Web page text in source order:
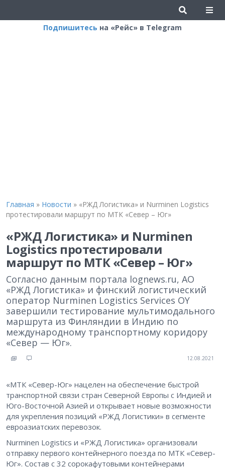
Подпишитесь на «Рейс» в Telegram
Главная » Новости » «РЖД Логистика» и Nurminen Logistics
протестировали маршрут по МТК «Север – Юг»
«РЖД Логистика» и Nurminen
Logistics протестировали
маршрут по МТК «Север – Юг»
Согласно данным портала lognews.ru, АО
«РЖД Логистика» и финский логистический
оператор Nurminen Logistics Services OY
завершили тестирование мультимодального
маршрута из Финляндии в Индию по
международному транспортному коридору
«Север — Юг».
12.08.2021
«МТК «Север-Юг» нацелен на обеспечение быстрой
транспортной связи стран Северной Европы с Индией и
Юго-Восточной Азией и открывает новые возможности
для укрепления позиций «РЖД Логистики» в сегменте
евроазиатских перевозок.
Nurminen Logistics и «РЖД Логистика» организовали
отправку первого контейнерного поезда по МТК «Север-
Юг». Состав с 32 сорокафутовыми контейнерами